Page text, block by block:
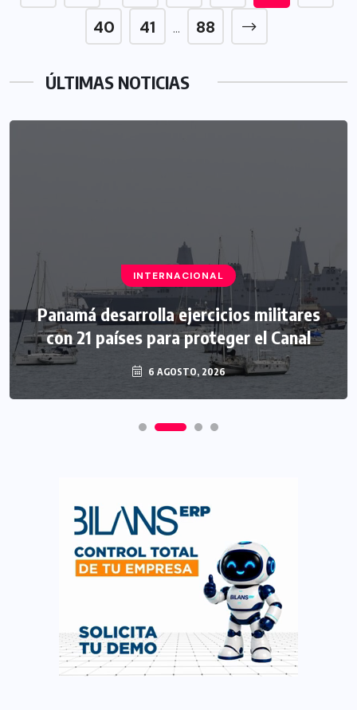
40
41 … 88
ÚLTIMAS NOTICIAS
INTERNACIONAL
Panamá desarrolla ejercicios militares
con 21 países para proteger el Canal
6 AGOSTO, 2026